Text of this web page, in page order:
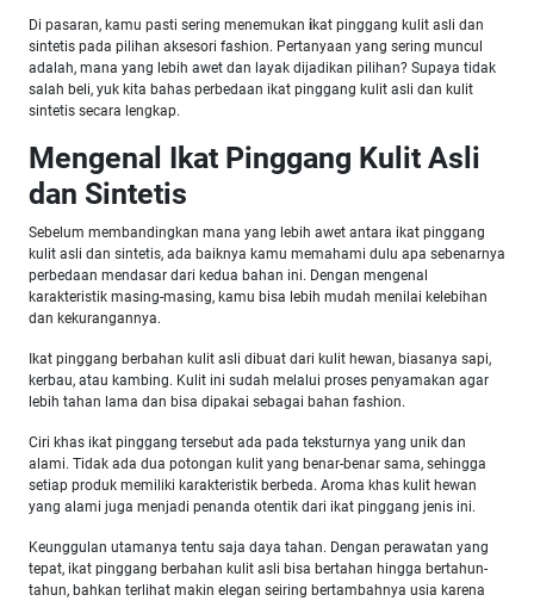
Di pasaran, kamu pasti sering menemukan ikat pinggang kulit asli dan
sintetis pada pilihan aksesori fashion. Pertanyaan yang sering muncul
adalah, mana yang lebih awet dan layak dijadikan pilihan? Supaya tidak
salah beli, yuk kita bahas perbedaan ikat pinggang kulit asli dan kulit
sintetis secara lengkap.
Mengenal Ikat Pinggang Kulit Asli
dan Sintetis
Sebelum membandingkan mana yang lebih awet antara ikat pinggang
kulit asli dan sintetis, ada baiknya kamu memahami dulu apa sebenarnya
perbedaan mendasar dari kedua bahan ini. Dengan mengenal
karakteristik masing-masing, kamu bisa lebih mudah menilai kelebihan
dan kekurangannya.
Ikat pinggang berbahan kulit asli dibuat dari kulit hewan, biasanya sapi,
kerbau, atau kambing. Kulit ini sudah melalui proses penyamakan agar
lebih tahan lama dan bisa dipakai sebagai bahan fashion.
Ciri khas ikat pinggang tersebut ada pada teksturnya yang unik dan
alami. Tidak ada dua potongan kulit yang benar-benar sama, sehingga
setiap produk memiliki karakteristik berbeda. Aroma khas kulit hewan
yang alami juga menjadi penanda otentik dari ikat pinggang jenis ini.
Keunggulan utamanya tentu saja daya tahan. Dengan perawatan yang
tepat, ikat pinggang berbahan kulit asli bisa bertahan hingga bertahun-
tahun, bahkan terlihat makin elegan seiring bertambahnya usia karena